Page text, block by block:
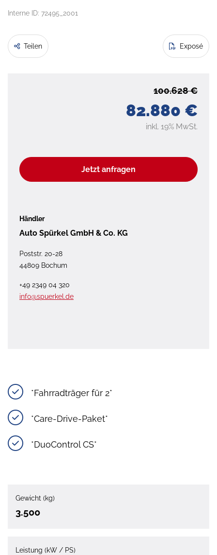
Interne ID: 72495_2001
Teilen Exposé
82.880 €
100.628 €
inkl. 19% MwSt.
Jetzt anfragen
Händler
Auto Spürkel GmbH & Co. KG
Poststr. 20-28
44809 Bochum
+49 2349 04 320
info@spuerkel.de
*Fahrradträger für 2*
*Care-Drive-Paket*
*DuoControl CS*
Gewicht (kg)
3.500
Leistung (kW / PS)